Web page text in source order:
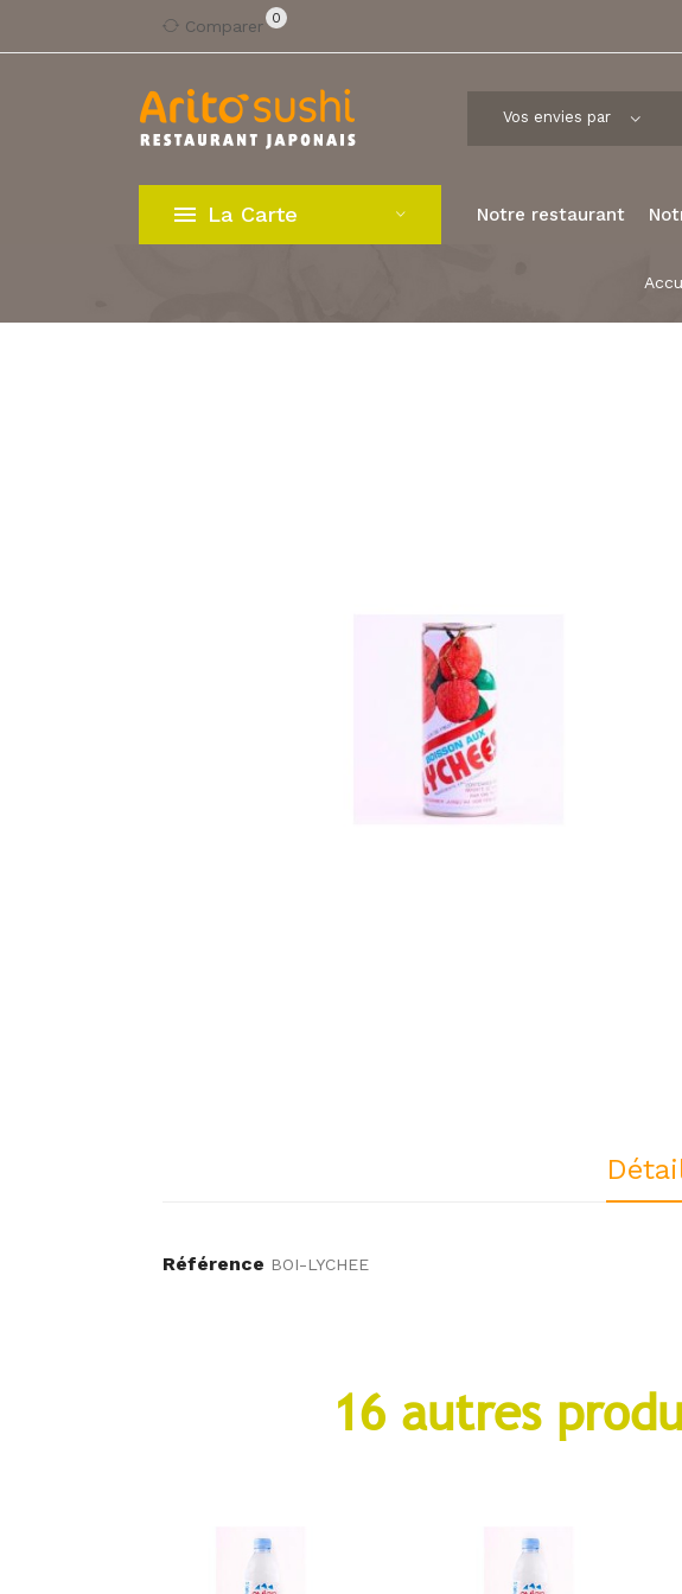
Comparer 0
La Carte Notre restaurant
Référence BOI-LYCHEE
16 autres